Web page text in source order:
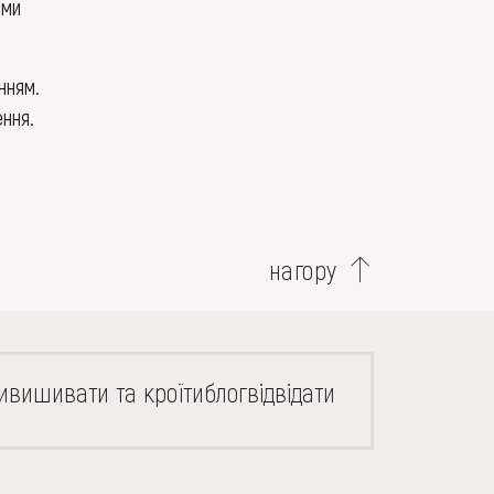
нагору
вишивати та кроїтиблогвідвідати